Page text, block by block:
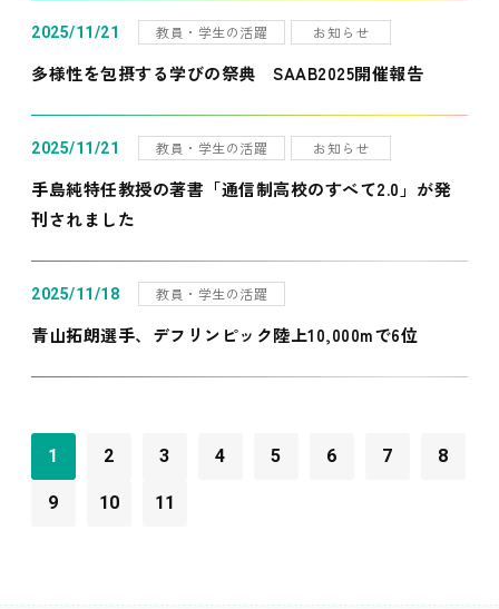
2025/11/21 教員・学生の活躍 お知らせ
多様性を包摂する学びの祭典 SAAB2025開催報告
2025/11/21 教員・学生の活躍 お知らせ
手島純特任教授の著書「通信制高校のすべて2.0」が発
刊されました
2025/11/18 教員・学生の活躍
青山拓朗選手、デフリンピック陸上10,000mで6位
1 2 3 4 5 6 7 8
9 10 11